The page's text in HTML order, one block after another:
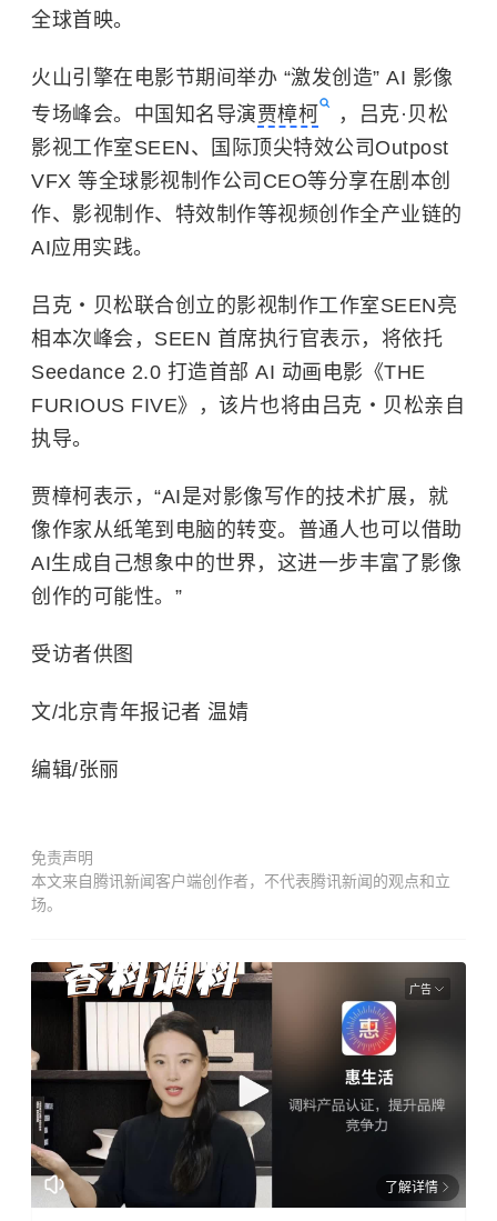
全球首映。
火山引擎在电影节期间举办 “激发创造” AI 影像
专场峰会。中国知名导演 贾樟柯 ，
吕克·贝松
影视工作室SEEN、国际顶尖特效公司Outpost
VFX 等全球影视制作公司CEO等分享在剧本创
作、影视制作、特效制作等视频创作全产业链的
AI应用实践。
吕克・贝松联合创立的影视制作工作室SEEN亮
相本次峰会，SEEN 首席执行官表示，将依托
Seedance 2.0 打造首部 AI 动画电影《THE
FURIOUS FIVE》，该片也将由吕克・贝松亲自
执导。
贾樟柯表示，“AI是对影像写作的技术扩展，就
像作家从纸笔到电脑的转变。普通人也可以借助
AI生成自己想象中的世界，这进一步丰富了影像
创作的可能性。”
受访者供图
文/北京青年报记者 温婧
编辑/张丽
免责声明
本文来自腾讯新闻客户端创作者，不代表腾讯新闻的观点和立
场。
广告
了解详情